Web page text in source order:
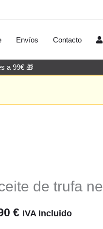
Envíos Contacto
a 99€ 🎁
de trufa
€ IVA Incluido